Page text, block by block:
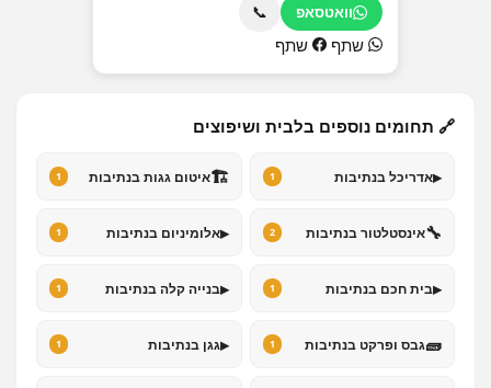
וואטסאפ 📞
שתף שתף
🔗 תחומים נוספים בלבית ושיפוצים
▸אדריכל בנתיבות 1
🏗️איטום גגות בנתיבות 1
🔧אינסטלטור בנתיבות 2
▸אלומיניום בנתיבות 1
▸בית חכם בנתיבות 1
▸בנייה קלה בנתיבות 1
🧱גבס ופרקט בנתיבות 1
▸גגן בנתיבות 1